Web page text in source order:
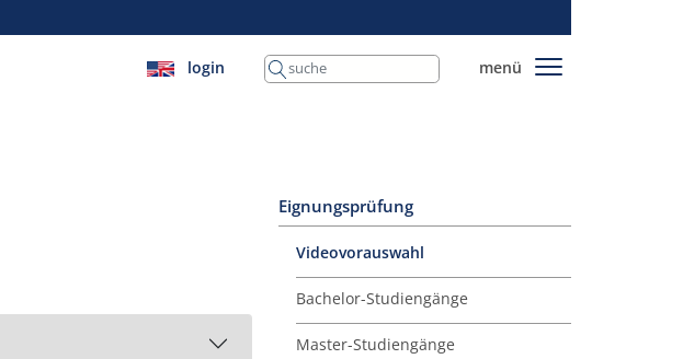
login menü
Eignungsprüfung
Videovorauswahl
Bachelor-Studiengänge
Master-Studiengänge